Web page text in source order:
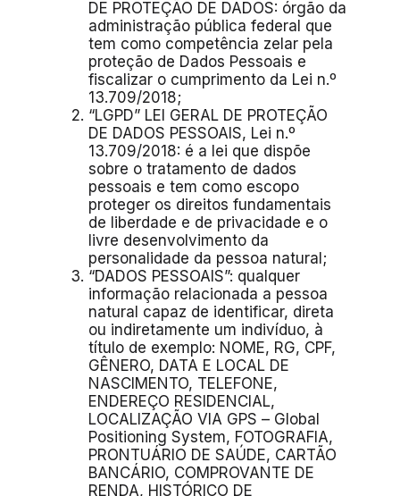
DE PROTEÇÃO DE DADOS: órgão da
administração pública federal que
tem como competência zelar pela
proteção de Dados Pessoais e
fiscalizar o cumprimento da Lei n.º
13.709/2018;
“LGPD” LEI GERAL DE PROTEÇÃO
DE DADOS PESSOAIS, Lei n.º
13.709/2018: é a lei que dispõe
sobre o tratamento de dados
pessoais e tem como escopo
proteger os direitos fundamentais
de liberdade e de privacidade e o
livre desenvolvimento da
personalidade da pessoa natural;
“DADOS PESSOAIS”: qualquer
informação relacionada a pessoa
natural capaz de identificar, direta
ou indiretamente um indivíduo, à
título de exemplo: NOME, RG, CPF,
GÊNERO, DATA E LOCAL DE
NASCIMENTO, TELEFONE,
ENDEREÇO RESIDENCIAL,
LOCALIZAÇÃO VIA GPS – Global
Positioning System, FOTOGRAFIA,
PRONTUÁRIO DE SAÚDE, CARTÃO
BANCÁRIO, COMPROVANTE DE
RENDA, HISTÓRICO DE